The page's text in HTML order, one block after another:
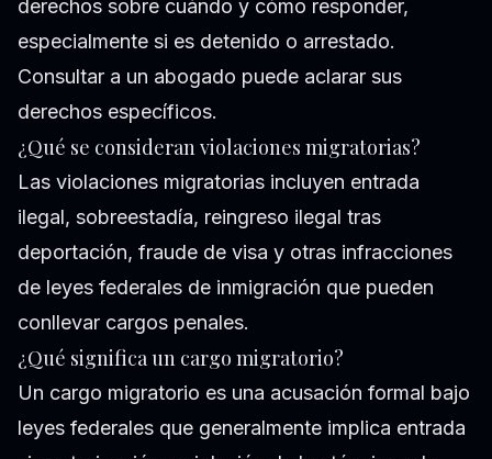
derechos sobre cuándo y cómo responder,
especialmente si es detenido o arrestado.
Consultar a un abogado puede aclarar sus
derechos específicos.
¿Qué se consideran violaciones migratorias?
Las violaciones migratorias incluyen entrada
ilegal, sobreestadía, reingreso ilegal tras
deportación, fraude de visa y otras infracciones
de leyes federales de inmigración que pueden
conllevar cargos penales.
¿Qué significa un cargo migratorio?
Un cargo migratorio es una acusación formal bajo
leyes federales que generalmente implica entrada